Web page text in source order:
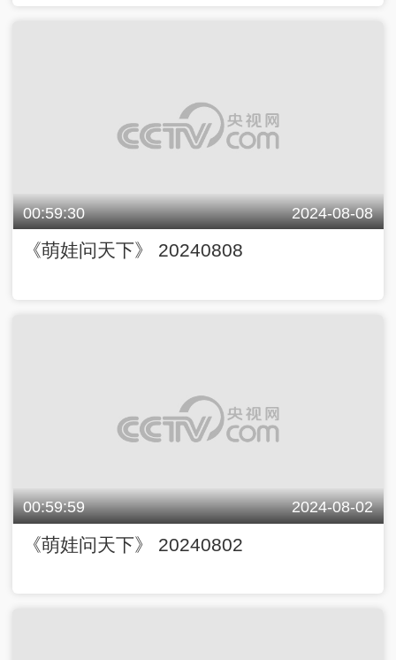
00:59:30 2024-08-08
《萌娃问天下》 20240808
00:59:59 2024-08-02
《萌娃问天下》 20240802